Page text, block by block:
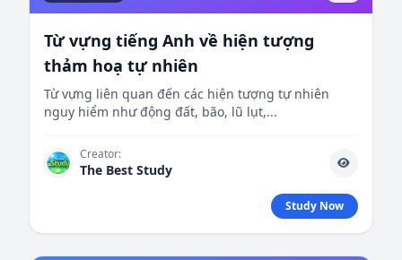
Từ vựng tiếng Anh về hiện tượng
thảm hoạ tự nhiên
Từ vựng liên quan đến các hiện tượng tự nhiên
nguy hiểm như động đất, bão, lũ lụt,...
Creator:
The Best Study
Study Now